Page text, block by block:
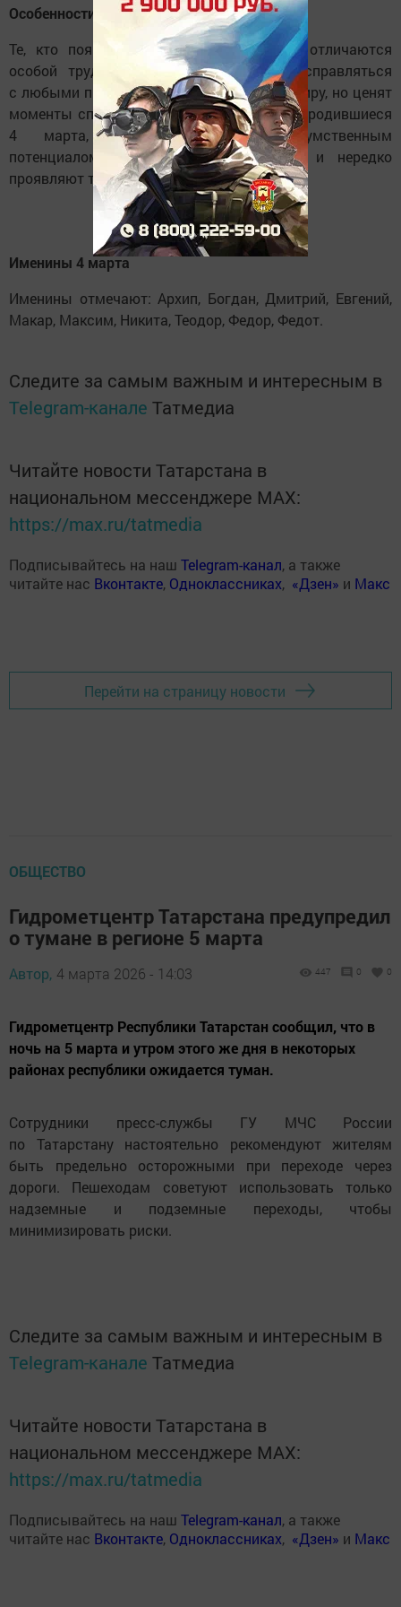
Особенности рождённых 4 марта
Те, кто появился на свет в этот день, отличаются
особой трудоспособностью и умением справляться
с любыми препятствиями. Они открыты миру, но ценят
моменты спокойствия и уединения. Люди, родившиеся
4 марта, обладают развитым умственным
потенциалом, тонким чувством юмора и нередко
проявляют творческие способности.
Именины 4 марта
Именины отмечают: Архип, Богдан, Дмитрий, Евгений,
Макар, Максим, Никита, Теодор, Федор, Федот.
Следите за самым важным и интересным в
Telegram-канале Татмедиа
Читайте новости Татарстана в
национальном мессенджере MАХ:
https://max.ru/tatmedia
Подписывайтесь на наш Telegram-канал, а также
читайте нас Вконтакте, Одноклассниках, «Дзен» и Макс
Перейти на страницу новости
ОБЩЕСТВО
Гидрометцентр Татарстана предупредил
о тумане в регионе 5 марта
Автор, 4 марта 2026 - 14:03 447 0 0
Гидрометцентр Республики Татарстан сообщил, что в
ночь на 5 марта и утром этого же дня в некоторых
районах республики ожидается туман.
Сотрудники пресс-службы ГУ МЧС России
по Татарстану настоятельно рекомендуют жителям
быть предельно осторожными при переходе через
дороги. Пешеходам советуют использовать только
надземные и подземные переходы, чтобы
минимизировать риски.
Следите за самым важным и интересным в
Telegram-канале Татмедиа
Читайте новости Татарстана в
национальном мессенджере MАХ:
https://max.ru/tatmedia
Подписывайтесь на наш Telegram-канал, а также
читайте нас Вконтакте, Одноклассниках, «Дзен» и Макс